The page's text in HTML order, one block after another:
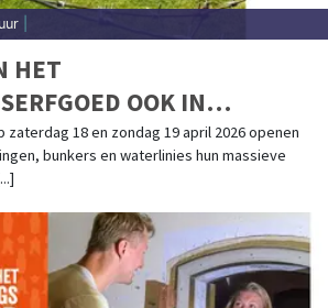
HET
OOK IN
zaterdag 18 en zondag 19 april 2026 openen
bunkers en waterlinies hun massieve